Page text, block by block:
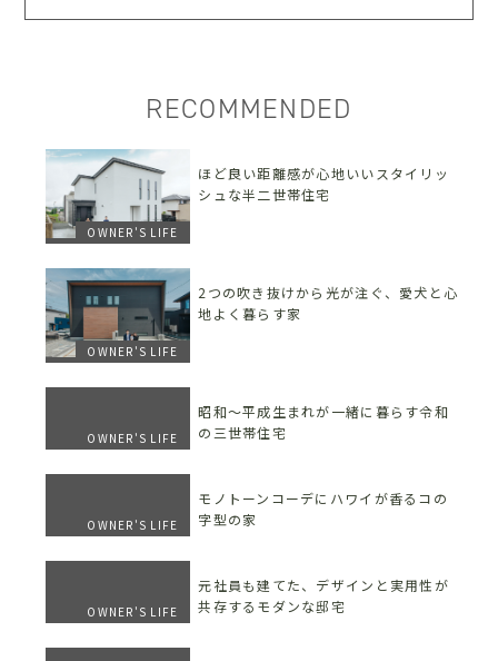
RECOMMENDED
OWNER'S LIFE
ほど良い距離感が心地いいスタイリッ
シュな半二世帯住宅
OWNER'S LIFE
2つの吹き抜けから光が注ぐ、愛犬と心
地よく暮らす家
OWNER'S LIFE
昭和〜平成生まれが一緒に暮らす令和
の三世帯住宅
OWNER'S LIFE
モノトーンコーデにハワイが香るコの
字型の家
OWNER'S LIFE
元社員も建てた、デザインと実用性が
共存するモダンな邸宅